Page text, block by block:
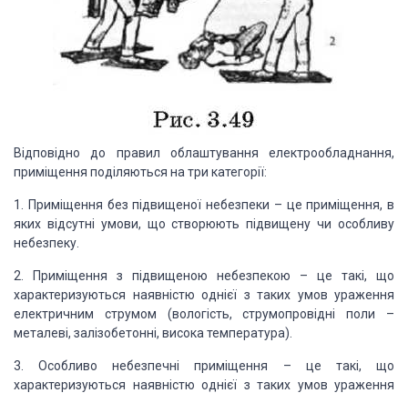
Відповідно до правил облаштування електрообладнання,
приміщення поділяються на три категорії:
1. Приміщення без підвищеної небезпеки – це приміщення, в
яких відсутні умови, що створюють підвищену чи особливу
небезпеку.
2. Приміщення з підвищеною небезпекою – це такі, що
характеризуються наявністю однієї з таких умов ураження
електричним струмом (вологість, струмопровідні поли –
металеві, залізобетонні, висока температура).
3. Особливо небезпечні приміщення – це такі, що
характеризуються наявністю однієї з таких умов ураження